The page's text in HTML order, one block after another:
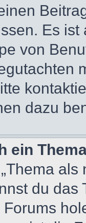
Es
von
dazu
ein
du